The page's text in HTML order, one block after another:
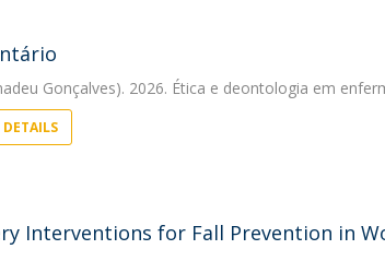
Gonçalves). 2026. Ética e deontologia em
Interventions for Fall Prevention in